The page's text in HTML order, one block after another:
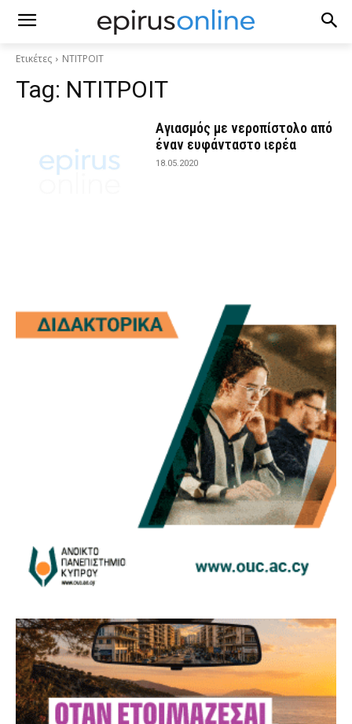
Ετικέτες ΝΤΙΤΡΟΙΤ
Tag: ΝΤΙΤΡΟΙΤ
Αγιασμός με νεροπίστολο από
έναν ευφάνταστο ιερέα
18.05.2020